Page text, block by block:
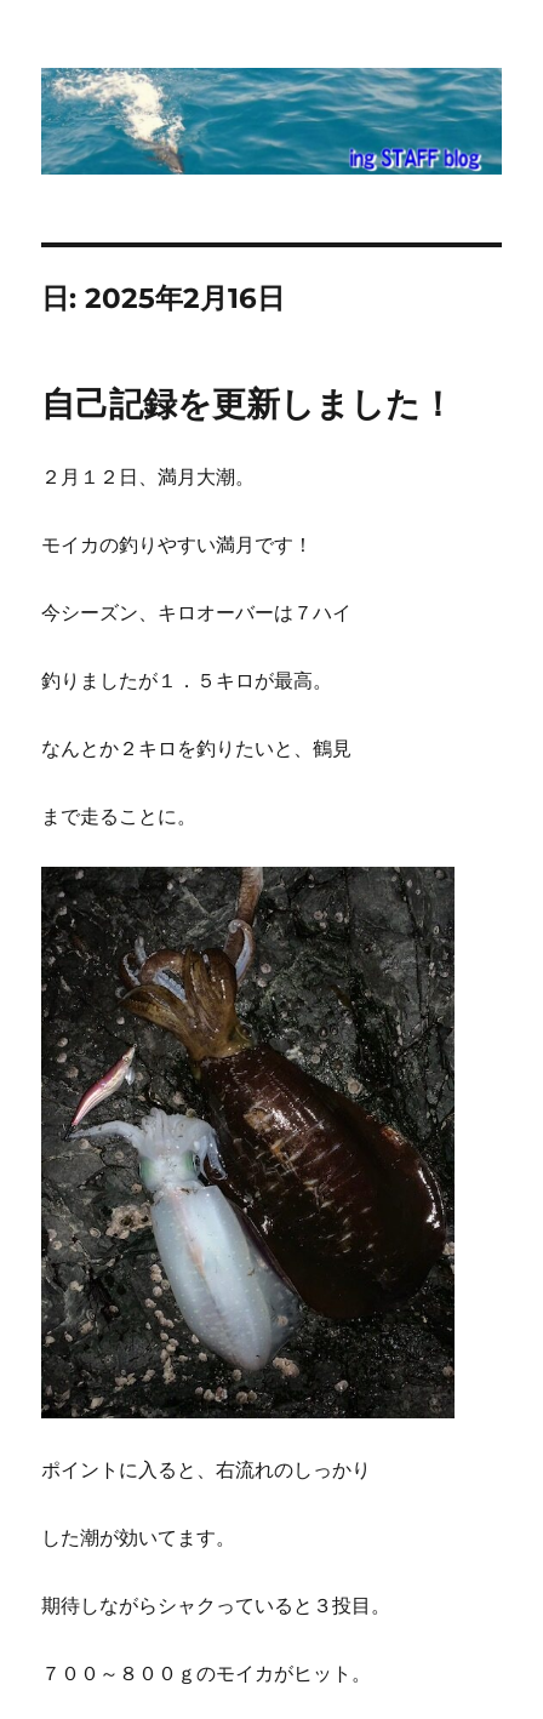
ing STAFF blog
日:2025年2月16日
自己記録を更新しました！
２月１２日、満月大潮。
モイカの釣りやすい満月です！
今シーズン、キロオーバーは７ハイ
釣りましたが１．５キロが最高。
なんとか２キロを釣りたいと、鶴見
まで走ることに。
ポイントに入ると、右流れのしっかり
した潮が効いてます。
期待しながらシャクっていると３投目。
７００～８００ｇのモイカがヒット。